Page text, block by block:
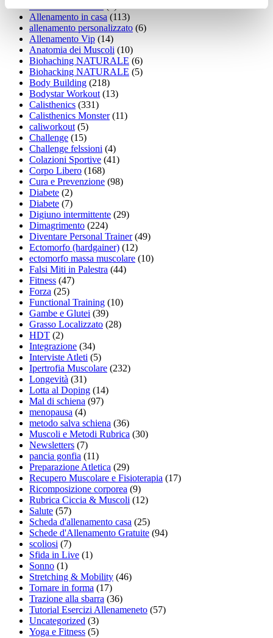
Allenamento ibrido(9)
Allenamento in casa (113)
allenamento personalizzato (6)
Allenamento Vip (14)
Anatomia dei Muscoli (10)
Biohaching NATURALE (6)
Biohacking NATURALE (5)
Body Building (218)
Bodystar Workout(13)
Calisthenics (331)
Calisthenics Monster(11)
caliworkout(5)
Challenge (15)
Challenge felssioni (4)
Colazioni Sportive (41)
Corpo Libero (168)
Cura e Prevenzione (98)
Diabete (2)
Diabete (7)
Digiuno intermittente (29)
Dimagrimento (224)
Diventare Personal Trainer(49)
Ectomorfo (hardgainer) (12)
ectomorfo massa muscolare (10)
Falsi Miti in Palestra (44)
Fitness (47)
Forza (25)
Functional Training (10)
Gambe e Glutei (39)
Grasso Localizzato (28)
HDT (2)
Integrazione (34)
Interviste Atleti (5)
Ipertrofia Muscolare (232)
Longevità (31)
Lotta al Doping (14)
Mal di schiena (97)
menopausa (4)
metodo salva schiena (36)
Muscoli e Metodi Rubrica (30)
Newsletters (7)
pancia gonfia (11)
Preparazione Atletica (29)
Recupero Muscolare e Fisioterapia (17)
Ricomposizione corporea (9)
Rubrica Ciccia & Muscoli (12)
Salute (57)
Scheda d'allenamento casa (25)
Schede d'Allenamento Gratuite (94)
scoliosi (7)
Sfida in Live (1)
Sonno (1)
Stretching & Mobility (46)
Tornare in forma (17)
Trazione alla sbarra (36)
Tutorial Esercizi Allenameneto (57)
Uncategorized (3)
Yoga e Fitness (5)